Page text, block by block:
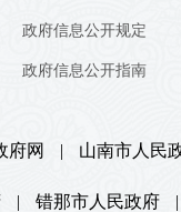
政府信息公开规定
政府信息公开指南
府网 | 山南市人民
| 错那市人民政府 |